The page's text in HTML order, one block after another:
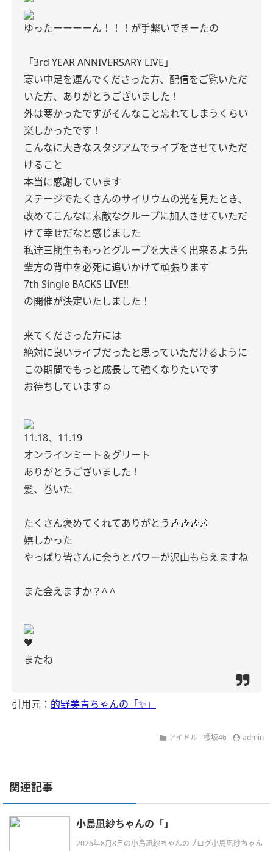
ゆったーーーーん！！！が手繋いできーたの
「3rd YEAR ANNIVERSARY LIVE」
寒い中足を運んでくださった方、配信をご覧いただ
いた方、ありがとうございました！
外は寒かったですがそんなこと忘れてしまうくらい
楽しかったです！
こんなに大きなスタジアムでライブをさせていただ
けること
本当に感謝しています
ステージでたくさんのサイリウムの光を見たとき、
改めてこんなに素敵なグループに加入させていただ
けて幸せだなと感じました
私達三期生ももっとグループを大きく出来るよう先
輩方の背中を必死に追いかけて頑張ります
7th Single BACKS LIVE!!
の開催が決定いたしました！
来てくださった方には
絶対に良いライブだったと思っていただけるように
この期間でもっと成長して強くなりたいです
お待ちしています☺️
11.18、11.19
オンラインミート＆グリート
ありがとうございました！
髪、巻いた
たくさん褒めてくれてありがとう🎶🎶🎶🎶
嬉しかった
やっぱり皆さんに会うとパワーが沢山もらえますね
また会えますか？^ ^
🖤
またね
引用元： 的野美青ちゃんの「✨️」
アイドル - 櫻坂46 admin
関連記事
小島凪紗ちゃんの「」
2026年8月8日の小島凪紗ちゃんのブログ小島凪紗ちゃん